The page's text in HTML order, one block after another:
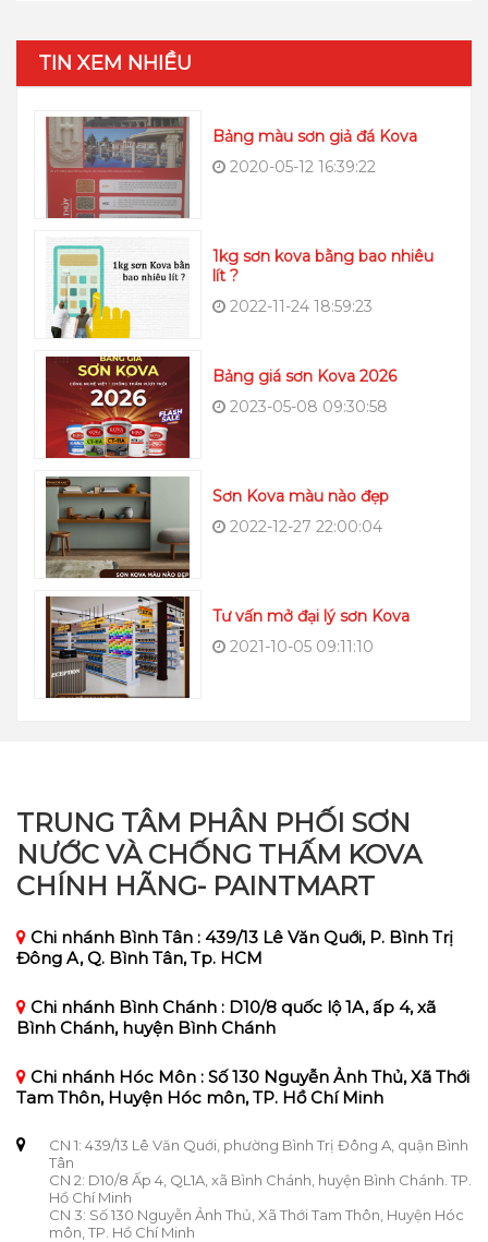
TIN XEM NHIỀU
Bảng màu sơn giả đá Kova
2020-05-12 16:39:22
1kg sơn kova bằng bao nhiêu
lít ?
2022-11-24 18:59:23
Bảng giá sơn Kova 2026
2023-05-08 09:30:58
Sơn Kova màu nào đẹp
2022-12-27 22:00:04
Tư vấn mở đại lý sơn Kova
2021-10-05 09:11:10
TRUNG TÂM PHÂN PHỐI SƠN
NƯỚC VÀ CHỐNG THẤM KOVA
CHÍNH HÃNG- PAINTMART
Chi nhánh Bình Tân : 439/13 Lê Văn Quới, P. Bình Trị
Đông A, Q. Bình Tân, Tp. HCM
Chi nhánh Bình Chánh : D10/8 quốc lộ 1A, ấp 4, xã
Bình Chánh, huyện Bình Chánh
Chi nhánh Hóc Môn : Số 130 Nguyễn Ảnh Thủ, Xã Thới
Tam Thôn, Huyện Hóc môn, TP. Hồ Chí Minh
CN 1: 439/13 Lê Văn Quới, phường Bình Trị Đông A, quận Bình
Tân
CN 2: D10/8 Ấp 4, QL1A, xã Bình Chánh, huyện Bình Chánh. TP.
Hồ Chí Minh
CN 3: Số 130 Nguyễn Ảnh Thủ, Xã Thới Tam Thôn, Huyện Hóc
môn, TP. Hồ Chí Minh